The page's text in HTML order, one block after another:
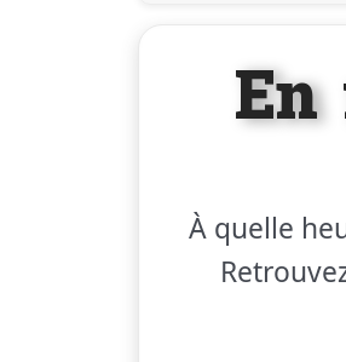
À quelle